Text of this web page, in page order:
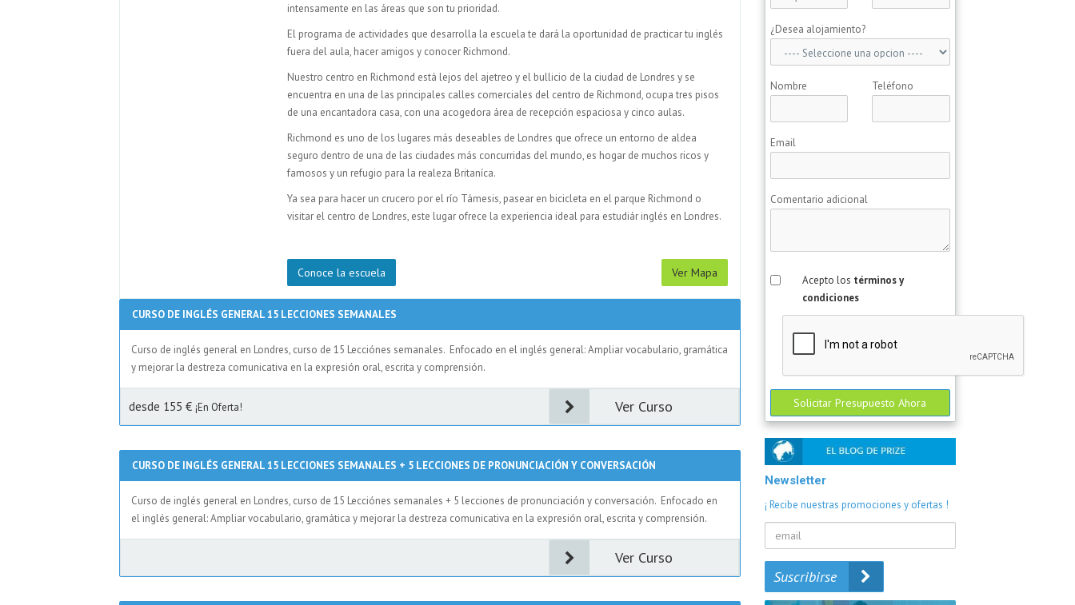
intensamente en las áreas que son tu prioridad.
El programa de actividades que desarrolla la escuela te dará la oportunidad de practicar tu inglés
fuera del aula, hacer amigos y conocer Richmond.
Nuestro centro en Richmond está lejos del ajetreo y el bullicio de la ciudad de Londres y se
encuentra en una de las principales calles comerciales del centro de Richmond, ocupa tres pisos
de una encantadora casa, con una acogedora área de recepción espaciosa y cinco aulas.
Richmond es uno de los lugares más deseables de Londres que ofrece un entorno de aldea
seguro dentro de una de las ciudades más concurridas del mundo, es hogar de muchos ricos y
famosos y un refugio para la realeza Britaníca.
Ya sea para hacer un crucero por el río Támesis, pasear en bicicleta en el parque Richmond o
visitar el centro de Londres, este lugar ofrece la experiencia ideal para estudiár inglés en Londres.
Conoce la escuela Ver Mapa
CURSO DE INGLÉS GENERAL 15 LECCIONES SEMANALES
Curso de inglés general en Londres, curso de 15 Lecciónes semanales. Enfocado en el inglés general: Ampliar vocabulario, gramática
y mejorar la destreza comunicativa en la expresión oral, escrita y comprensión.
desde 155 € ¡En Oferta! Ver Curso
CURSO DE INGLÉS GENERAL 15 LECCIONES SEMANALES + 5 LECCIONES DE PRONUNCIACIÓN Y CONVERSACIÓN
Curso de inglés general en Londres, curso de 15 Lecciónes semanales + 5 lecciones de pronunciación y conversación. Enfocado en
el inglés general: Ampliar vocabulario, gramática y mejorar la destreza comunicativa en la expresión oral, escrita y comprensión.
Ver Curso
¿Desea alojamiento?
Nombre Teléfono
Email
Comentario adicional
Acepto los términos y
condiciones
Solicitar Presupuesto Ahora
Newsletter
¡ Recibe nuestras promociones y ofertas !
Suscribirse